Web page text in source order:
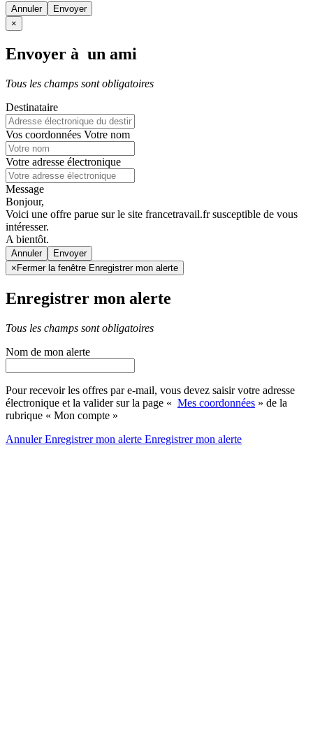
Annuler
×
Envoyer à un ami
Tous les champs sont obligatoires
Destinataire
Vos coordonnées Votre nom
Votre adresse électronique
Message
Bonjour,
Voici une offre parue sur le site francetravail.fr susceptible de vous
intéresser.
A bientôt.
Annuler
× Fermer la fenêtre Enregistrer mon alerte
Enregistrer mon alerte
Tous les champs sont obligatoires
Nom de mon alerte
Pour recevoir les offres par e-mail, vous devez saisir votre adresse
électronique et la valider sur la page « Mes coordonnées » de la
rubrique « Mon compte »
AnnulerEnregistrer mon alerte Enregistrermon alerte